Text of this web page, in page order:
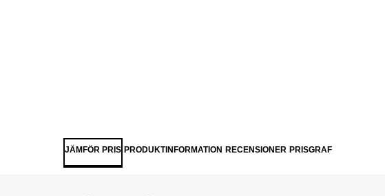
JÄMFÖR PRIS PRODUKTINFORMATION RECENSIONER PRISGRAF